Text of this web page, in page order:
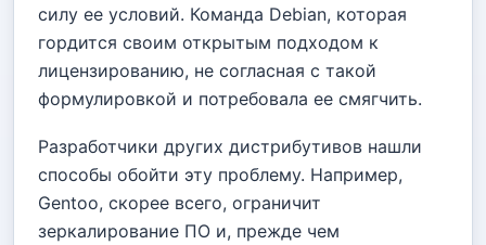
силу ее условий. Команда Debian, которая
гордится своим открытым подходом к
лицензированию, не согласная с такой
формулировкой и потребовала ее смягчить.
Разработчики других дистрибутивов нашли
способы обойти эту проблему. Например,
Gentoo, скорее всего, ограничит
зеркалирование ПО и, прежде чем